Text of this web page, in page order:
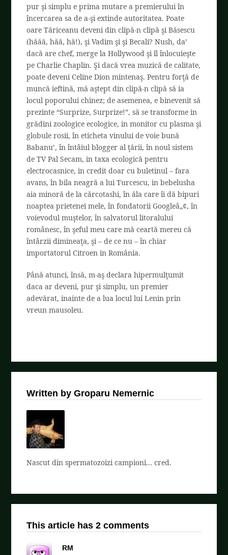
pur şi simplu e prima mutare a premierului în
încercarea sa de a-şi extinde autoritatea. Poate
oare Tăriceanu deveni din clipă-n clipă şi Băsescu
(hăăă, hăă, hă!), şi Vadim şi şi Becali? Nush, da’
dacă are chef, merge la Hollywood şi îl înlocuieşte
pe Charlie Chaplin. Şi dacă vrea muzică de calitate,
poate deveni Celine Dion mintenaş. Pentru forţă de
muncă ieftină, mă aştept din clipă-n clipă să ia
locul poporului chinez; de asemenea, e binevenit să
prezinte “Surprize, Surprize!”, să se transforme in
grădini zoologice ecologice, in monitor cu plasma şi
globule rosii, în eticheta vinului de voie bună
Babanu’, în întâiul blogger al ţării, în noul sistem
de TV Pal Secam, in taxa ecologică pentru
electrocasnice, in credit doar cu buletinul – fara
avans, în bila neagră a lui Turcescu, in bebelusha
aia minoră de la cărcotashi, în ăla care îi dă bipuri
noaptea prietenei mele, în fondatorii Googleâ„¢, în
voievodul muştelor, în salvatorul litoralului
românesc, în şeful meu care mă ceartă mereu că
întârzii dimineaţa, şi – de ce nu – în chiar
importatorul Citroen in România.
Până atunci, însă, m-aş declara hipermulţumit
daca ar deveni, pur şi simplu, un premier
adevărat, inainte de a lua locul lui Lenin prin
vreun mausoleu.
Written by Groparu Nemernic
Nascut din spermatozoizi campioni... cred.
This article has 2 comments
RM